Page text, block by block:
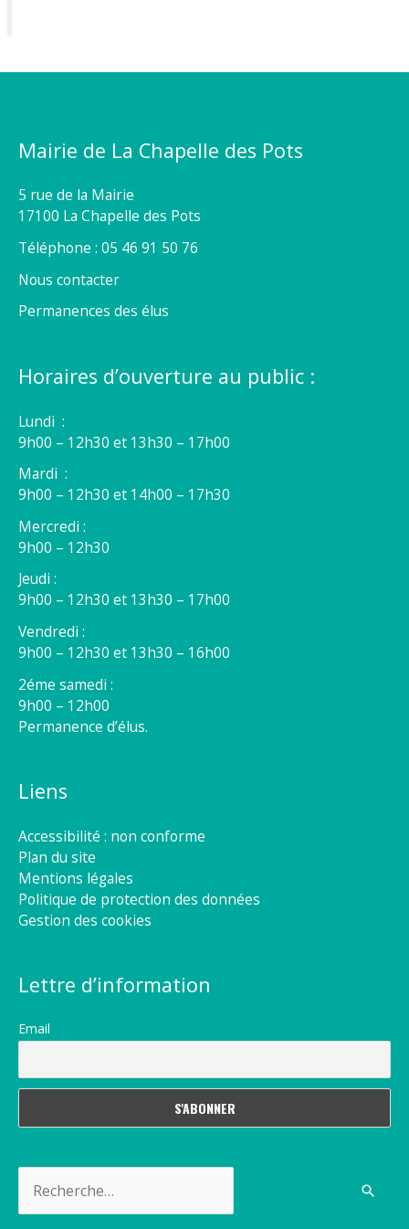
Mairie de La Chapelle des Pots
5 rue de la Mairie
17100 La Chapelle des Pots
Téléphone : 05 46 91 50 76
Nous contacter
Permanences des élus
Horaires d’ouverture au public :
Lundi :
9h00 – 12h30 et 13h30 – 17h00
Mardi :
9h00 – 12h30 et 14h00 – 17h30
Mercredi :
9h00 – 12h30
Jeudi :
9h00 – 12h30 et 13h30 – 17h00
Vendredi :
9h00 – 12h30 et 13h30 – 16h00
2éme samedi :
9h00 – 12h00
Permanence d’élus.
Liens
Accessibilité : non conforme
Plan du site
Mentions légales
Politique de protection des données
Gestion des cookies
Lettre d’information
Email